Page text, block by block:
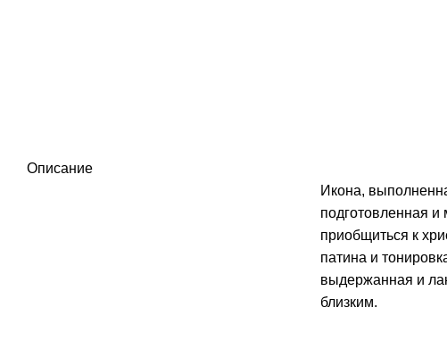
Описание
Икона,
подготовленная
приобщиться к
патина и
выдержанная и
близким.